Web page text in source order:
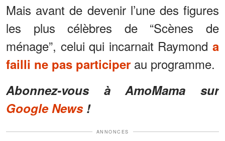
Mais avant de devenir l’une des figures
les plus célèbres de “Scènes de
ménage”, celui qui incarnait Raymond a
failli ne pas participer au programme.
Abonnez-vous à AmoMama sur
Google News!
ANNONCES